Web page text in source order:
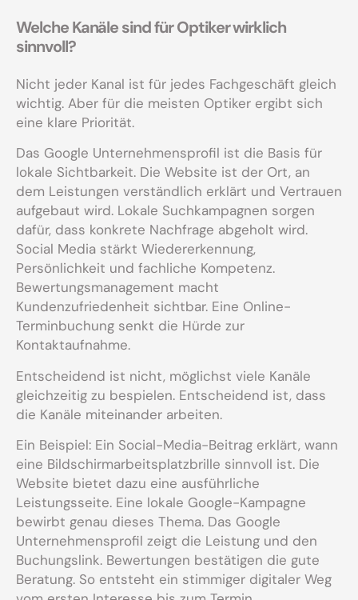
Welche Kanäle sind für Optiker wirklich
sinnvoll?
Nicht jeder Kanal ist für jedes Fachgeschäft gleich
wichtig. Aber für die meisten Optiker ergibt sich
eine klare Priorität.
Das Google Unternehmensprofil ist die Basis für
lokale Sichtbarkeit. Die Website ist der Ort, an
dem Leistungen verständlich erklärt und Vertrauen
aufgebaut wird. Lokale Suchkampagnen sorgen
dafür, dass konkrete Nachfrage abgeholt wird.
Social Media stärkt Wiedererkennung,
Persönlichkeit und fachliche Kompetenz.
Bewertungsmanagement macht
Kundenzufriedenheit sichtbar. Eine Online-
Terminbuchung senkt die Hürde zur
Kontaktaufnahme.
Entscheidend ist nicht, möglichst viele Kanäle
gleichzeitig zu bespielen. Entscheidend ist, dass
die Kanäle miteinander arbeiten.
Ein Beispiel: Ein Social-Media-Beitrag erklärt, wann
eine Bildschirmarbeitsplatzbrille sinnvoll ist. Die
Website bietet dazu eine ausführliche
Leistungsseite. Eine lokale Google-Kampagne
bewirbt genau dieses Thema. Das Google
Unternehmensprofil zeigt die Leistung und den
Buchungslink. Bewertungen bestätigen die gute
Beratung. So entsteht ein stimmiger digitaler Weg